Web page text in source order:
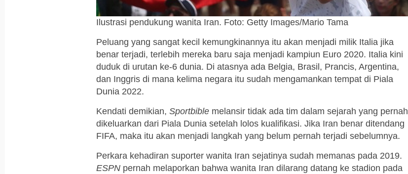
Ilustrasi pendukung wanita Iran. Foto: Getty Images/Mario Tama
Peluang yang sangat kecil kemungkinannya itu akan menjadi milik Italia jika
benar terjadi, terlebih mereka baru saja menjadi kampiun Euro 2020. Italia kini
duduk di urutan ke-6 dunia. Di atasnya ada Belgia, Brasil, Prancis, Argentina,
dan Inggris di mana kelima negara itu sudah mengamankan tempat di Piala
Dunia 2022.
Kendati demikian, Sportbible melansir tidak ada tim dalam sejarah yang pernah
dikeluarkan dari Piala Dunia setelah lolos kualifikasi. Jika Iran benar ditendang
FIFA, maka itu akan menjadi langkah yang belum pernah terjadi sebelumnya.
Perkara kehadiran suporter wanita Iran sejatinya sudah memanas pada 2019.
ESPN pernah melaporkan bahwa wanita Iran dilarang datang ke stadion pada